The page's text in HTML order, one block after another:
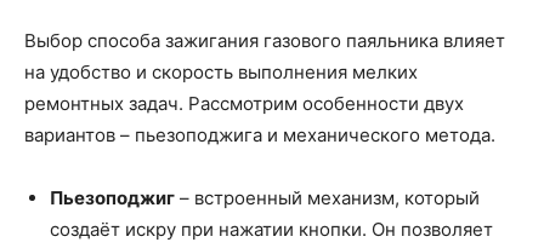
Выбор способа зажигания газового паяльника влияет
на удобство и скорость выполнения мелких
ремонтных задач. Рассмотрим особенности двух
вариантов – пьезоподжига и механического метода.
Пьезоподжиг – встроенный механизм, который
создаёт искру при нажатии кнопки. Он позволяет